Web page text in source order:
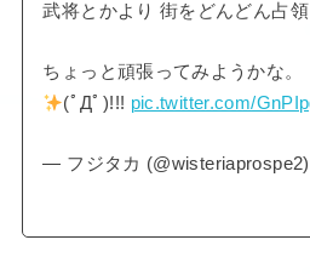
武将とかより 街をどんどん占
ちょっと頑張ってみようかな。
(ﾟДﾟ)!!! pic.twitter.com/
— フジタカ (@wisteriaprospe2)